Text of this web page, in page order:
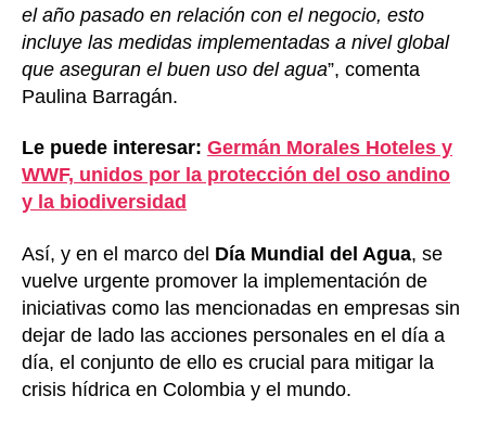
el año pasado en relación con el negocio, esto
incluye las medidas implementadas a nivel global
que aseguran el buen uso del agua”, comenta
Paulina Barragán.
Le puede interesar: Germán Morales Hoteles y
WWF, unidos por la protección del oso andino
y la biodiversidad
Así, y en el marco del Día Mundial del Agua, se
vuelve urgente promover la implementación de
iniciativas como las mencionadas en empresas sin
dejar de lado las acciones personales en el día a
día, el conjunto de ello es crucial para mitigar la
crisis hídrica en Colombia y el mundo.